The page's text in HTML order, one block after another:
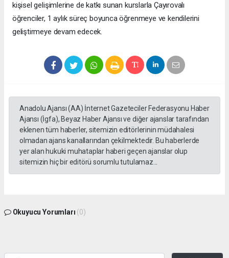
kişisel gelişimlerine de katkı sunan kurslarla Çayırovalı
öğrenciler, 1 aylık süreç boyunca öğrenmeye ve kendilerini
geliştirmeye devam edecek.
Anadolu Ajansı (AA) İnternet Gazeteciler Federasyonu Haber
Ajansı (İgfa), Beyaz Haber Ajansı ve diğer ajanslar tarafından
eklenen tüm haberler, sitemizin editörlerinin müdahalesi
olmadan ajans kanallarından çekilmektedir. Bu haberlerde
yer alan hukuki muhataplar haberi geçen ajanslar olup
sitemizin hiç bir editörü sorumlu tutulamaz...
Okuyucu Yorumları (0)